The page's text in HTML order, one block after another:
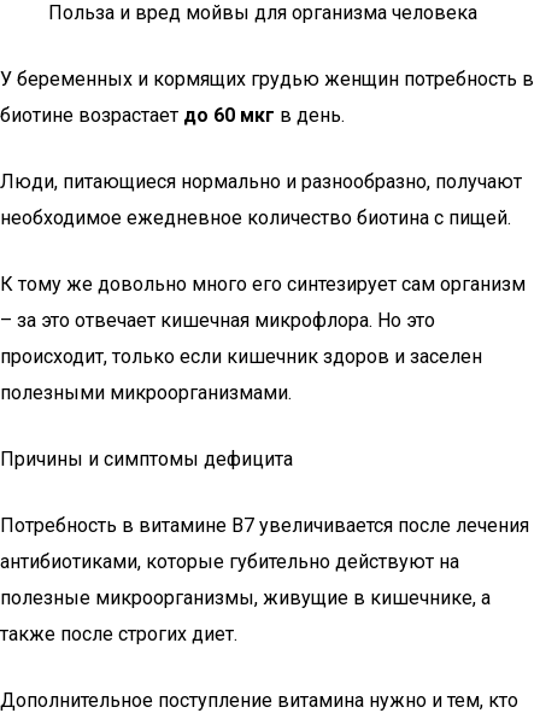
Польза и вред мойвы для организма человека
У беременных и кормящих грудью женщин потребность в
биотине возрастает до 60 мкг в день.
Люди, питающиеся нормально и разнообразно, получают
необходимое ежедневное количество биотина с пищей.
К тому же довольно много его синтезирует сам организм
– за это отвечает кишечная микрофлора. Но это
происходит, только если кишечник здоров и заселен
полезными микроорганизмами.
Причины и симптомы дефицита
Потребность в витамине B7 увеличивается после лечения
антибиотиками, которые губительно действуют на
полезные микроорганизмы, живущие в кишечнике, а
также после строгих диет.
Дополнительное поступление витамина нужно и тем, кто